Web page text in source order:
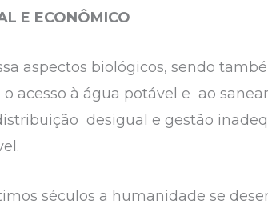
E ECONÔMICO
aspectos biológicos, sendo
o acesso à água potável e ao
desigual e gestão
séculos a humanidade se